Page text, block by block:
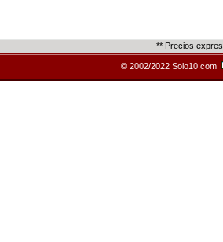
** Precios
© 2002/2022 Solo10.com